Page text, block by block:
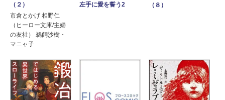
（２）
市倉とかげ 相野仁
（ヒーロー文庫/主婦
の友社） 鵜飼沙樹・
マニャ子
左手に愛を誓う2
（８）